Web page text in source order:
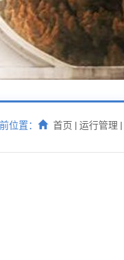
位置： 首页 运行管理